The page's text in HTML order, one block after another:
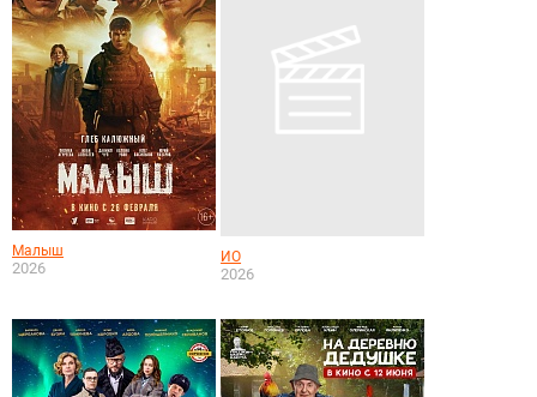
Малыш
2026
ИО
2026